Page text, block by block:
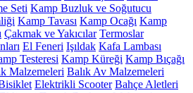
Seti Kamp Buzluk ve Soğutucu
Kamp Tavası Kamp Ocağı Kamp
Çakmak ve Yakıcılar Termoslar
El Feneri Işıldak Kafa Lambası
Testeresi Kamp Küreği Kamp Bıçağı
Malzemeleri Balık Av Malzemeleri
Elektrikli Scooter Bahçe Aletleri